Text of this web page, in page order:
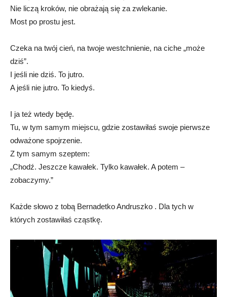
Nie liczą kroków, nie obrażają się za zwlekanie.
Most po prostu jest.
Czeka na twój cień, na twoje westchnienie, na ciche „może
dziś”.
I jeśli nie dziś. To jutro.
A jeśli nie jutro. To kiedyś.
I ja też wtedy będę.
Tu, w tym samym miejscu, gdzie zostawiłaś swoje pierwsze
odważone spojrzenie.
Z tym samym szeptem:
„Chodź. Jeszcze kawałek. Tylko kawałek. A potem –
zobaczymy.”
Każde słowo z tobą Bernadetko Andruszko . Dla tych w
których zostawiłaś cząstkę.